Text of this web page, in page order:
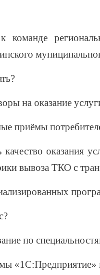
команде
на оказание
приёмы
оказания
вывоза ТКО с
по